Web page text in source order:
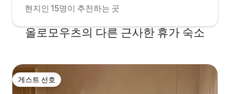
현지인 15명이 추천하는 곳
올로모우츠의 다른 근사한 휴가 숙소
게스트 선호
게스트 선호